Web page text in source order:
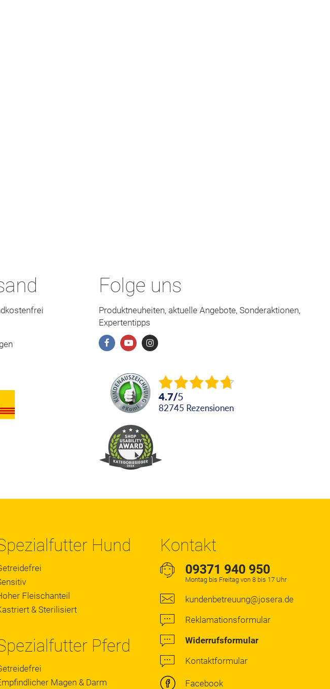
Folge uns
Produktneuheiten, aktuelle Angebote, Sonderaktionen,
Expertentipps
4.7/5
82745 Rezensionen
Hund
Fleischanteil
& Sterilisiert
Pferd
Magen & Darm
Kontakt
09371 940 950
Montag bis Freitag von 8 bis 17 Uhr
kundenbetreuung@josera.de
Reklamationsformular
Widerrufsformular
Kontaktformular
Facebook